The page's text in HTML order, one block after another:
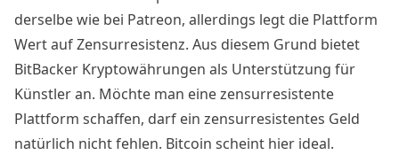
derselbe wie bei Patreon, allerdings legt die Plattform
Wert auf Zensurresistenz. Aus diesem Grund bietet
BitBacker Kryptowährungen als Unterstützung für
Künstler an. Möchte man eine zensurresistente
Plattform schaffen, darf ein zensurresistentes Geld
natürlich nicht fehlen. Bitcoin scheint hier ideal.